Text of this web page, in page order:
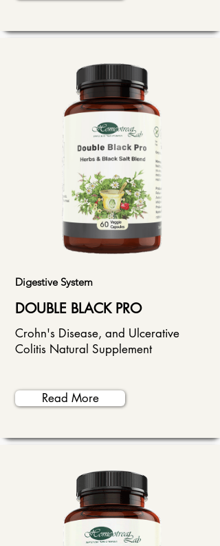
Digestive System
DOUBLE BLACK PRO
Crohn's Disease, and Ulcerative
Colitis Natural Supplement
Read More